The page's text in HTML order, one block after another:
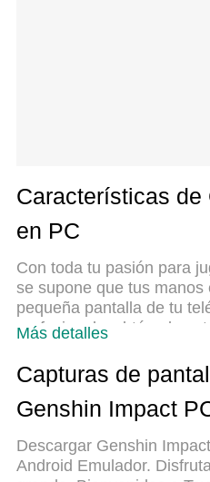
Características de
en PC
Con toda tu pasión para
se supone que tus
pequeña pantalla de tu
profesional y obtén el
cosas que espera.
Impact en PC. Juega todo
sin más limitaciones de
opción para jugar
Preparado con nuestra
Más detalles
Capturas de
Genshin Impact
Descargar Genshin
Android Emulador.